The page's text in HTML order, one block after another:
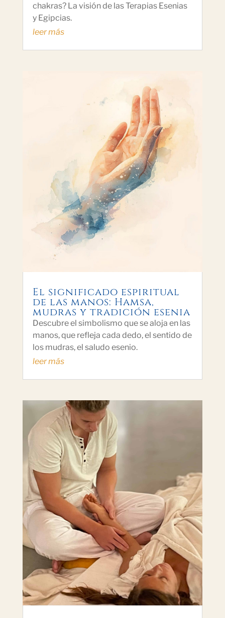
chakras? La visión de las Terapias Esenias
y Egipcias.
leer más
El significado espiritual
de las manos: Hamsa,
mudras y tradición esenia
Descubre el simbolismo que se aloja en las
manos, que refleja cada dedo, el sentido de
los mudras, el saludo esenio.
leer más